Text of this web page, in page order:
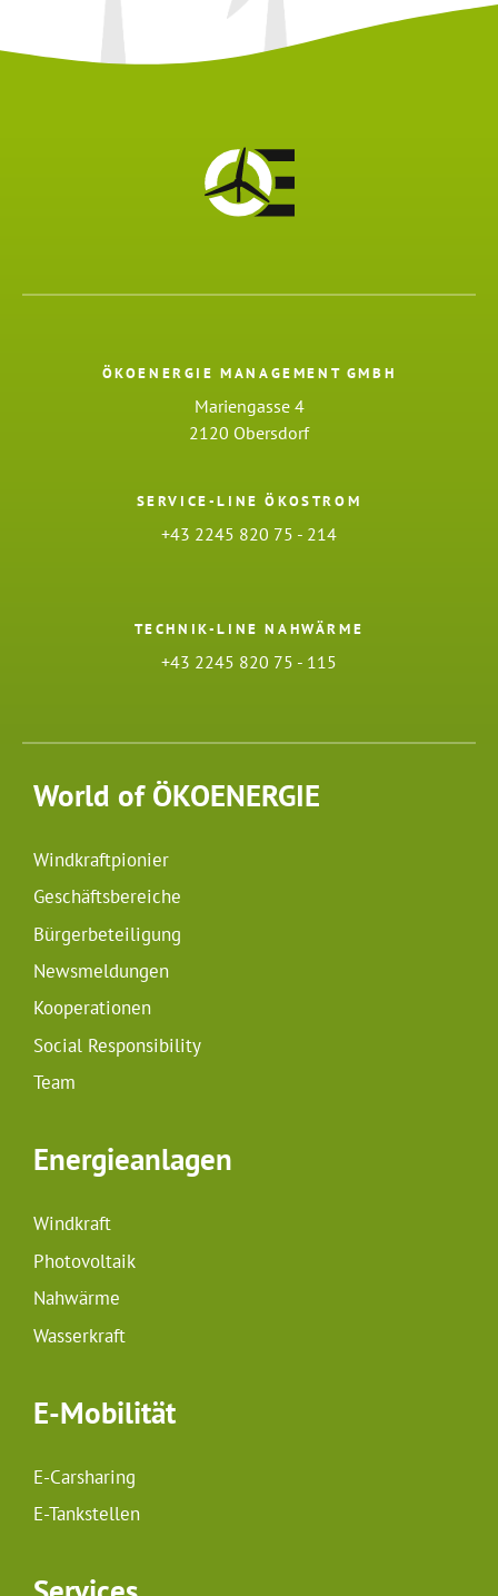
ÖKOENERGIE MANAGEMENT GMBH
Mariengasse 4
2120 Obersdorf
SERVICE-LINE ÖKOSTROM
+43 2245 820 75 - 214
TECHNIK-LINE NAHWÄRME
+43 2245 820 75 - 115
World of ÖKOENERGIE
Windkraftpionier
Geschäftsbereiche
Bürgerbeteiligung
Newsmeldungen
Kooperationen
Social Responsibility
Team
Energieanlagen
Windkraft
Photovoltaik
Nahwärme
Wasserkraft
E-Mobilität
E-Carsharing
E-Tankstellen